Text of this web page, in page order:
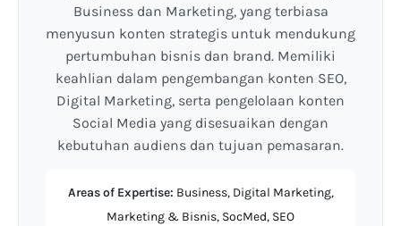
Business dan Marketing, yang terbiasa
menyusun konten strategis untuk mendukung
pertumbuhan bisnis dan brand. Memiliki
keahlian dalam pengembangan konten SEO,
Digital Marketing, serta pengelolaan konten
Social Media yang disesuaikan dengan
kebutuhan audiens dan tujuan pemasaran.
Areas of Expertise: Business, Digital Marketing,
Marketing & Bisnis, SocMed, SEO